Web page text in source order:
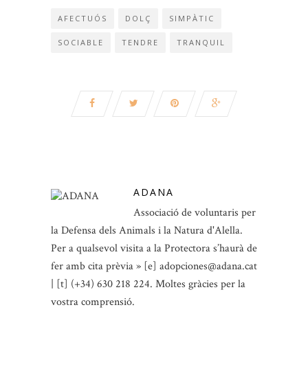
AFECTUÓS DOLÇ SIMPÀTIC
SOCIABLE TENDRE TRANQUIL
ADANA
Associació de voluntaris per
la Defensa dels Animals i la Natura d'Alella.
Per a qualsevol visita a la Protectora s’haurà de
fer amb cita prèvia » [e] adopciones@adana.cat
| [t] (+34) 630 218 224. Moltes gràcies per la
vostra comprensió.